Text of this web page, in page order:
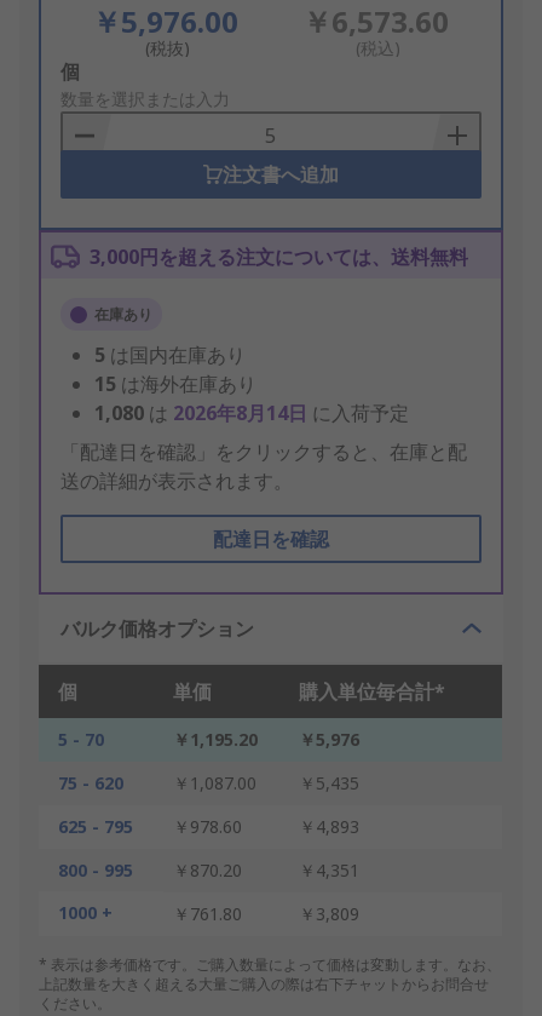
￥5,976.00
(税抜)
￥6,573.60
(税込)
Add
to
Basket
個
数量を選択または入力
注文書へ追加
3,000円を超える注文については、送料無料
在庫あり
5 は国内在庫あり
15 は海外在庫あり
1,080 は 2026年8月14日 に入荷予定
「配達日を確認」をクリックすると、在庫と配
送の詳細が表示されます。
配達日を確認
バルク価格オプション
個 単価 購入単位毎合計*
5 - 70 ￥1,195.20
￥5,976
75 - 620
￥1,087.00
￥5,435
625 - 795
￥978.60
￥4,893
800 - 995
￥870.20
￥4,351
1000 +
￥761.80 ￥3,809
* 表示は参考価格です。ご購入数量によって価格は変動します。なお、
上記数量を大きく超える大量ご購入の際は右下チャットからお問合せ
ください。